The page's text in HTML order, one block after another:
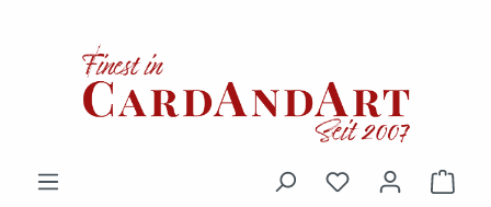
Du hast 0 Produkte